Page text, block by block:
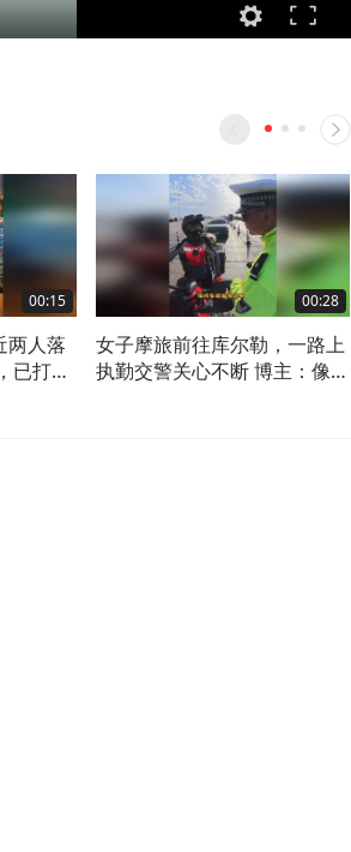
00:15
两人落
已打捞
00:28
女子摩旅前往库尔勒，一路上
执勤交警关心不断 博主：像妈